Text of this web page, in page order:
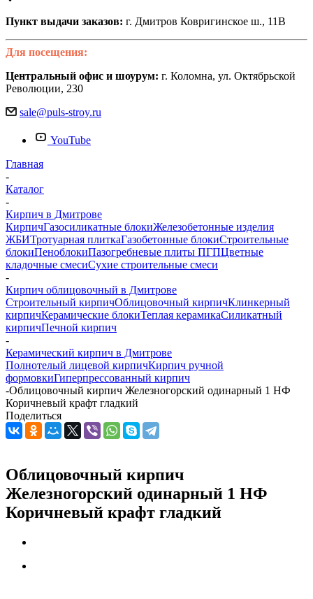
Пункт выдачи заказов: г. Дмитров Ковригинское ш., 11В
Для посещения:
Центральный офис и шоурум: г. Коломна, ул. Октябрьской
Революции, 230
sale@puls-stroy.ru
YouTube
Главная
-
Каталог
-
Кирпич в Дмитрове
КирпичГазосиликатные блокиЖелезобетонные изделия
ЖБИТротуарная плиткаГазобетонные блокиСтроительные
блокиПеноблокиПазогребневые плиты ПГПЦветные
кладочные смесиСухие строительные смеси
-
Кирпич облицовочный в Дмитрове
Строительный кирпичОблицовочный кирпичКлинкерный
кирпичКерамические блокиТеплая керамикаСиликатный
кирпичПечной кирпич
-
Керамический кирпич в Дмитрове
Полнотелый лицевой кирпичКирпич ручной
формовкиГиперпрессованный кирпич
-Облицовочный кирпич Железногорский одинарный 1 НФ
Коричневый крафт гладкий
Поделиться
Облицовочный кирпич
Железногорский одинарный 1 НФ
Коричневый крафт гладкий